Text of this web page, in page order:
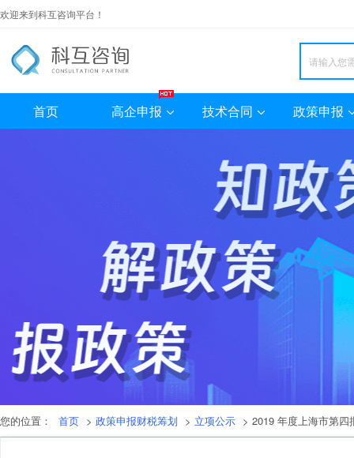
欢迎来到科互咨询平台！
首页 高企申报 技术合同 政策申报
您的位置： 首页 > 政策申报财税筹划 > 立项公示 > 2019 年度上海市第